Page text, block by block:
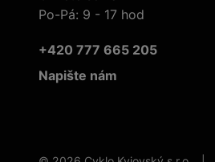
Po-Pá: 9 - 17 hod
+420 777 665 205
Napište nám